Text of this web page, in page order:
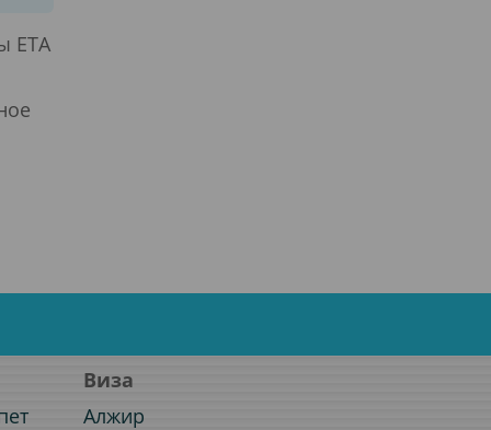
ЕTA
Виза
Алжир